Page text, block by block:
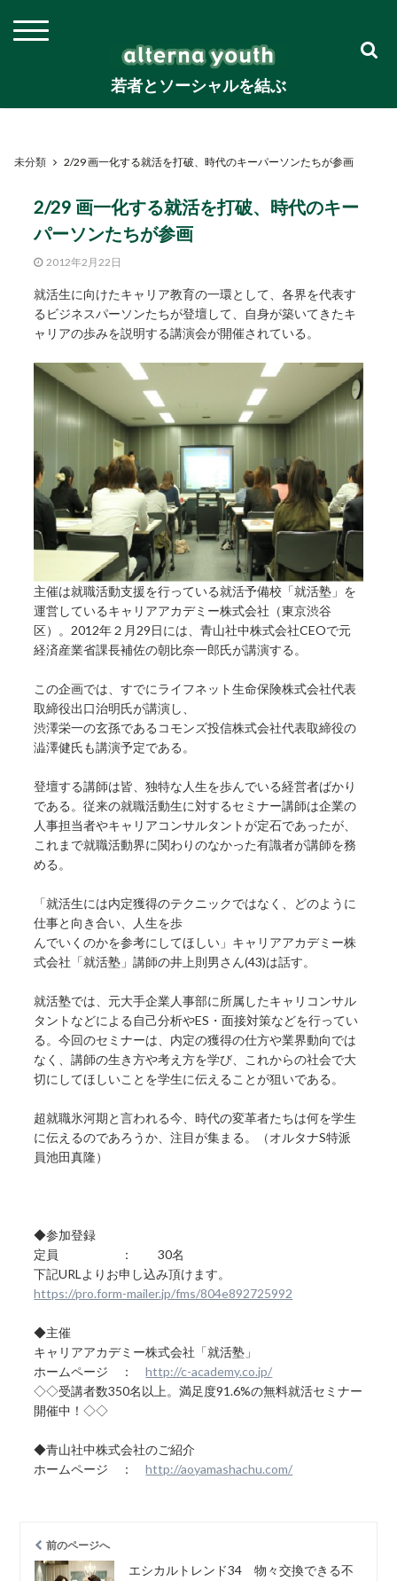
若者とソーシャルを結ぶ
未分類 2/29 画一化する就活を打破、時代のキーパーソンたちが参画
2/29 画一化する就活を打破、時代のキー
パーソンたちが参画
2012年2月22日
就活生に向けたキャリア教育の一環として、各界を代表す
るビジネスパーソンたちが登壇して、自身が築いてきたキ
ャリアの歩みを説明する講演会が開催されている。
主催は就職活動支援を行っている就活予備校「就活塾」を
運営しているキャリアアカデミー株式会社（東京渋谷
区）。2012年２月29日には、青山社中株式会社CEOで元
経済産業省課長補佐の朝比奈一郎氏が講演する。
この企画では、すでにライフネット生命保険株式会社代表
取締役出口治明氏が講演し、
渋澤栄一の玄孫であるコモンズ投信株式会社代表取締役の
澁澤健氏も講演予定である。
登壇する講師は皆、独特な人生を歩んでいる経営者ばかり
である。従来の就職活動生に対するセミナー講師は企業の
人事担当者やキャリアコンサルタントが定石であったが、
これまで就職活動界に関わりのなかった有識者が講師を務
める。
「就活生には内定獲得のテクニックではなく、どのように
仕事と向き合い、人生を歩
んでいくのかを参考にしてほしい」キャリアアカデミー株
式会社「就活塾」講師の井上則男さん(43)は話す。
就活塾では、元大手企業人事部に所属したキャリコンサル
タントなどによる自己分析やES・面接対策などを行ってい
る。今回のセミナーは、内定の獲得の仕方や業界動向では
なく、講師の生き方や考え方を学び、これからの社会で大
切にしてほしいことを学生に伝えることが狙いである。
超就職氷河期と言われる今、時代の変革者たちは何を学生
に伝えるのであろうか、注目が集まる。（オルタナS特派
員池田真隆）
◆参加登録
定員 ： 30名
下記URLよりお申し込み頂けます。
https://pro.form-mailer.jp/fms/804e892725992
◆主催
キャリアアカデミー株式会社「就活塾」
ホームページ ：http://c-academy.co.jp/
◇◇受講者数350名以上。満足度91.6%の無料就活セミナー
開催中！◇◇
◆青山社中株式会社のご紹介
ホームページ ：http://aoyamashachu.com/
前のページへ
エシカルトレンド34 物々交換できる不